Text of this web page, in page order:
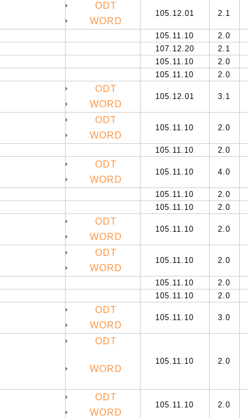
ODT
WORD
105.12.01 2.1
105.11.10 2.0
107.12.20 2.1
105.11.10 2.0
105.11.10 2.0
ODT
WORD
105.12.01 3.1
ODT
WORD
105.11.10 2.0
105.11.10 2.0
ODT
WORD
105.11.10 4.0
105.11.10 2.0
105.11.10 2.0
ODT
WORD
105.11.10 2.0
ODT
WORD
105.11.10 2.0
105.11.10 2.0
105.11.10 2.0
ODT
WORD
105.11.10 3.0
ODT
WORD
105.11.10 2.0
ODT
WORD
105.11.10 2.0